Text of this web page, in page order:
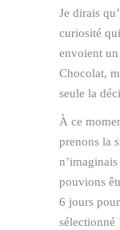
Je dirais
curiosité
envoient un
Chocolat,
seule la
À ce
prenons la
pouvions
6 jours
sélectionné